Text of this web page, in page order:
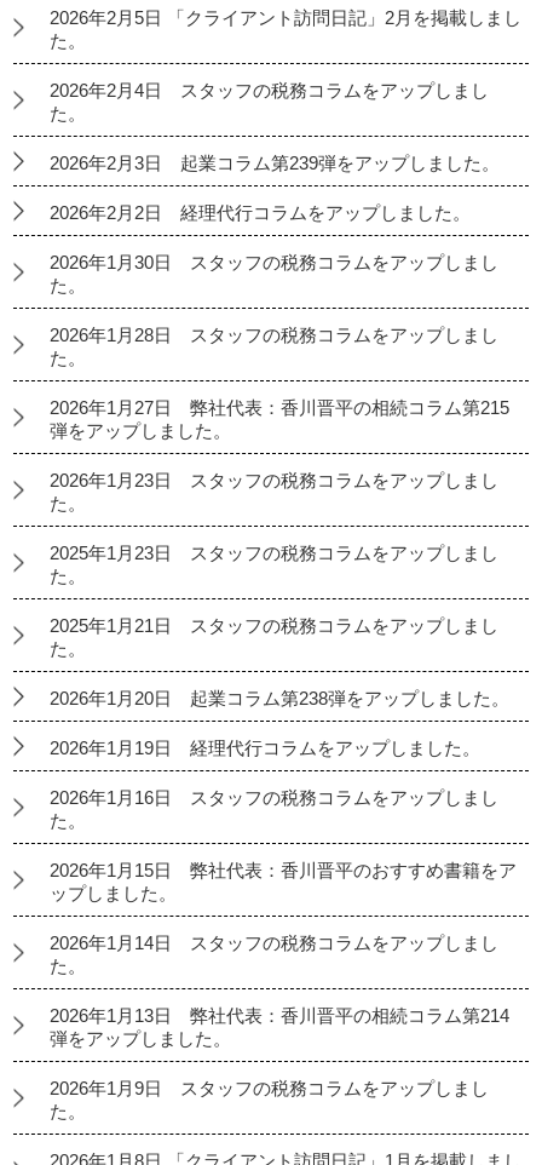
2026年2月5日 「クライアント訪問日記」2月を掲載しまし
た。
2026年2月4日 スタッフの税務コラムをアップしまし
た。
2026年2月3日 起業コラム第239弾をアップしました。
2026年2月2日 経理代行コラムをアップしました。
2026年1月30日 スタッフの税務コラムをアップしまし
た。
2026年1月28日 スタッフの税務コラムをアップしまし
た。
2026年1月27日 弊社代表：香川晋平の相続コラム第215
弾をアップしました。
2026年1月23日 スタッフの税務コラムをアップしまし
た。
2025年1月23日 スタッフの税務コラムをアップしまし
た。
2025年1月21日 スタッフの税務コラムをアップしまし
た。
2026年1月20日 起業コラム第238弾をアップしました。
2026年1月19日 経理代行コラムをアップしました。
2026年1月16日 スタッフの税務コラムをアップしまし
た。
2026年1月15日 弊社代表：香川晋平のおすすめ書籍をア
ップしました。
2026年1月14日 スタッフの税務コラムをアップしまし
た。
2026年1月13日 弊社代表：香川晋平の相続コラム第214
弾をアップしました。
2026年1月9日 スタッフの税務コラムをアップしまし
た。
2026年1月8日 「クライアント訪問日記」1月を掲載しまし